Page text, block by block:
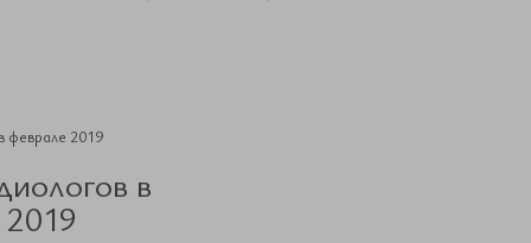
феврале 2019
в